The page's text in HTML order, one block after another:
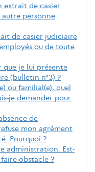
extrait de casier
personne
de casier judiciaire
ou de toute
que je lui présente
(bulletin n°3) ?
ou familial(e), quel
je demander pour
de
mon agrément
Pourquoi ?
administration. Est-
obstacle ?